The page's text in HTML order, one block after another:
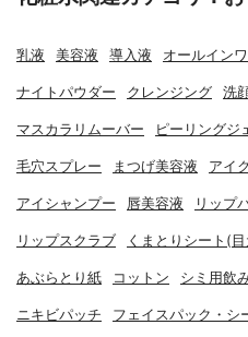
乳液 美容液 導入液 オールイン
ナイトパウダー クレンジング 洗
マスカラリムーバー ピーリングジ
毛穴スプレー まつげ美容液 アイ
アイシャンプー 唇美容液 リップ
リップスクラブ くまとりシート(
あぶらとり紙 コットン シミ用飲
ニキビパッチ フェイスパック・シ